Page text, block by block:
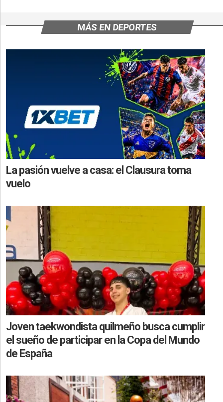
MÁS EN DEPORTES
La pasión vuelve a casa: el Clausura toma
vuelo
Joven taekwondista quilmeño busca cumplir
el sueño de participar en la Copa del Mundo
de España